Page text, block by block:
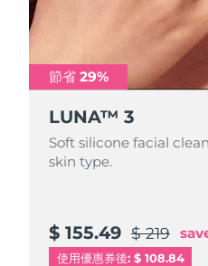
節省 29%
LUNA™ 3
Soft silicone facial
skin type.
$ 155.49 $ 219
使用優惠券後: $ 108.84
FOREO APP
關於我們
澤西島
哈薩克
科威特
拉脫維亞
立陶宛